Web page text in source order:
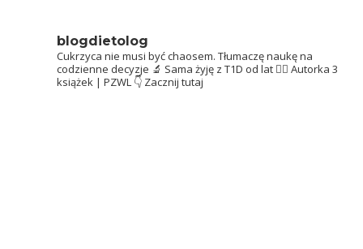
blogdietolog
Cukrzyca nie musi być chaosem. Tłumaczę naukę na
codzienne decyzje 🔬 Sama żyję z T1D od lat 👩‍⚕️ Autorka 3
książek | PZWL 👇 Zacznij tutaj